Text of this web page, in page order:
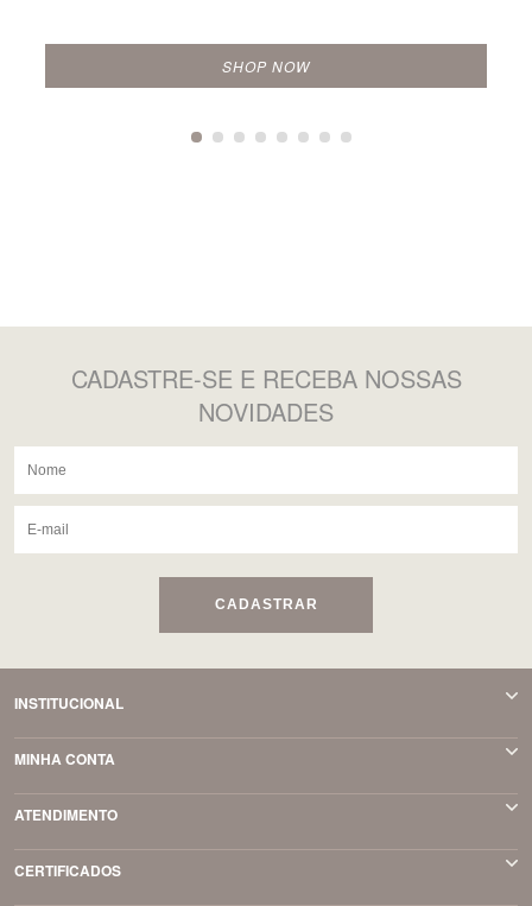
SHOP NOW
CADASTRE-SE E RECEBA NOSSAS
NOVIDADES
CADASTRAR
INSTITUCIONAL
MINHA CONTA
ATENDIMENTO
CERTIFICADOS